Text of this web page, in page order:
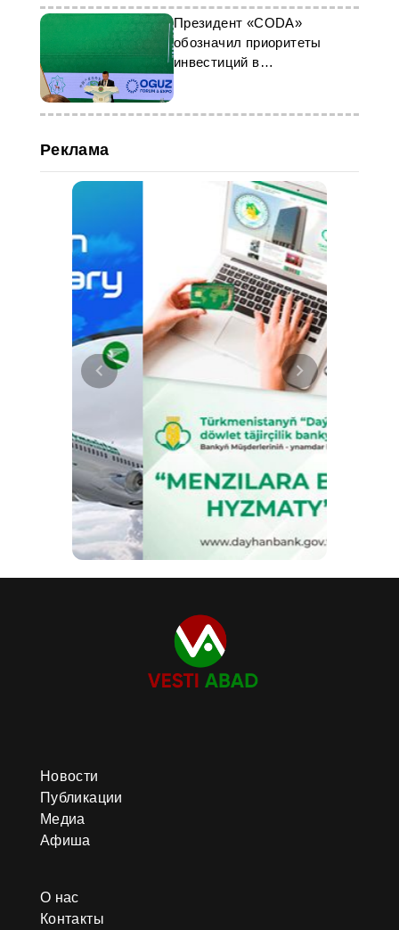
Президент «CODA»
обозначил приоритеты
инвестиций в
Реклама
Новости
Публикации
Медиа
Афиша
О нас
Контакты